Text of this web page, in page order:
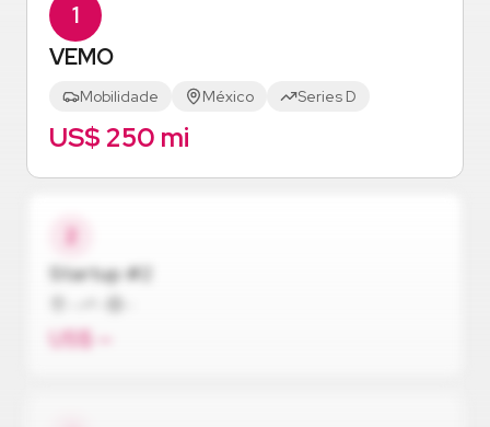
1
VEMO
Mobilidade México Series D
US$ 250 mi
Startup #2
US$ —